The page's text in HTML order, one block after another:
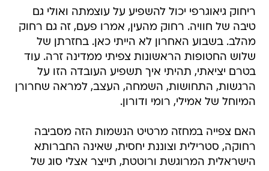
ריחוק גיאוגרפי יכול להשפיע על עוצמתה ואולי גם
טיבה של חוויה. רחוק מהעין, אמרו פעם, זה גם רחוק
מהלב. בשבוע האחרון לא הייתי כאן. בחזרתן של
שלוש החטופות הראשונות צפיתי ממדינה זרה. עוד
בטרם יציאתי, תהיתי איך תשפיע העובדה הזו על
הרגשות, התחושות, השמחה, העצב, למראה שחרורן
המיוחל של אמילי, רומי ודורון.
האם צפייה במחזה מרטיט הנשמות הזה מסביבה
רחוקה, סטרילית וצוננת יחסית, שאינה החברותא
הישראלית המרוגשת ורוטטת, תייצר אצלי סוג של